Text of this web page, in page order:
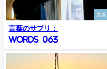
言葉
言葉のサプリ：
Words_063